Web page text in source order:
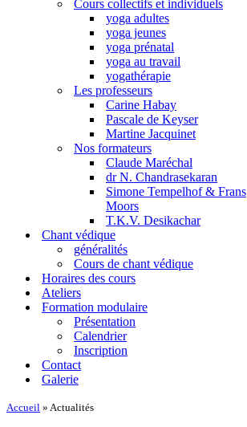
Cours collectifs et individuels
yoga adultes
yoga jeunes
yoga prénatal
yoga au travail
yogathérapie
Les professeurs
Carine Habay
Pascale de Keyser
Martine Jacquinet
Nos formateurs
Claude Maréchal
dr N. Chandrasekaran
Simone Tempelhof & Frans
Moors
T.K.V. Desikachar
Chant védique
généralités
Cours de chant védique
Horaires des cours
Ateliers
Formation modulaire
Présentation
Calendrier
Inscription
Contact
Galerie
Accueil » Actualités